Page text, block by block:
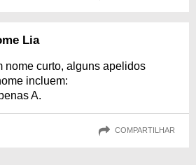
Lia
nome curto, alguns apelidos
incluem:
A.
COMPARTILHAR